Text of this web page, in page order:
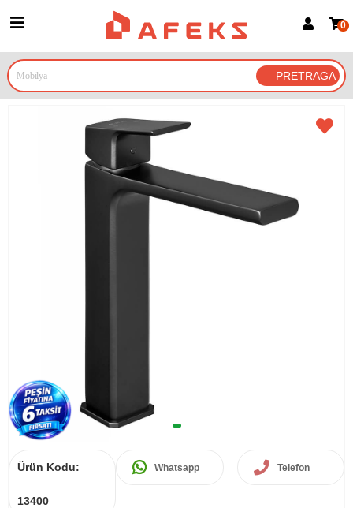
Prijava za članove
Prijavite se Google nalogom
0
Ürün Kodu:
13400
Whatsapp Telefon